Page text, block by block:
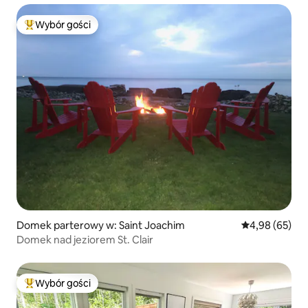
Najpopularniejsze z kategorii Wybór gości
Wybór gości
Domek parterowy w: Saint Joachim Średnia
4,98 (65)
Domek nad jeziorem St. Clair
Najpopularniejsze z kategorii Wybór gości
Wybór gości